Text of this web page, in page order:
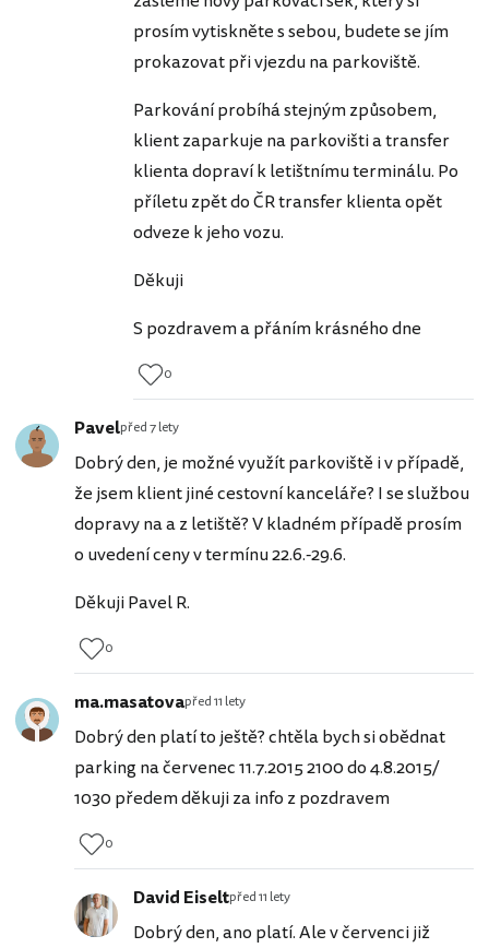
prosím vytiskněte s sebou, budete se jím
prokazovat při vjezdu na parkoviště.
Parkování probíhá stejným způsobem,
klient zaparkuje na parkovišti a transfer
klienta dopraví k letištnímu terminálu. Po
příletu zpět do ČR transfer klienta opět
odveze k jeho vozu.
Děkuji
S pozdravem a přáním krásného dne
0
Pavelpřed 7 lety
Dobrý den, je možné využít parkoviště i v případě,
že jsem klient jiné cestovní kanceláře? I se službou
dopravy na a z letiště? V kladném případě prosím
o uvedení ceny v termínu 22.6.-29.6.
Děkuji Pavel R.
0
ma.masatovapřed 11 lety
Dobrý den platí to ještě? chtěla bych si obědnat
parking na červenec 11.7.2015 2100 do 4.8.2015/
1030 předem děkuji za info z pozdravem
0
David Eiseltpřed 11 lety
Dobrý den, ano platí. Ale v červenci již